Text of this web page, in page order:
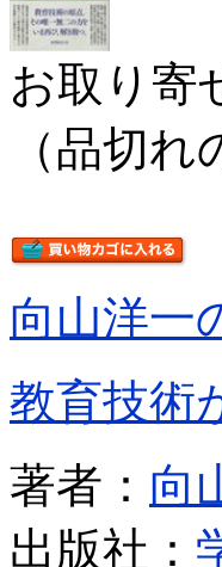
お取り寄
（品切
向山洋一
教育技術
著者： 向
出版社：